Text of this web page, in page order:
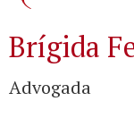
Brígida
Advogada